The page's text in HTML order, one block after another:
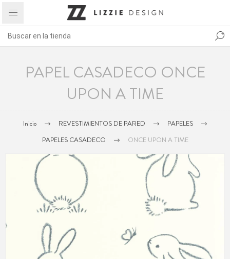
PAPEL CASADECO ONCE
UPON A TIME
Inicio REVESTIMIENTOS DE PARED
PAPELES
PAPELES CASADECO
ONCE UPON A TIME